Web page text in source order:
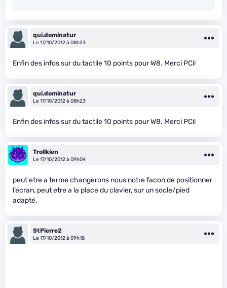
qui.dominatur
Le 17/10/2012 à 08h23
Enfin des infos sur du tactile 10 points pour W8. Merci PCi!
qui.dominatur
Le 17/10/2012 à 08h23
Enfin des infos sur du tactile 10 points pour W8. Merci PCi!
Trollkien
Le 17/10/2012 à 09h04
peut etre a terme changerons nous notre facon de positionner
l’ecran, peut etre a la place du clavier, sur un socle/pied
adapté.
StPierre2
Le 17/10/2012 à 09h18